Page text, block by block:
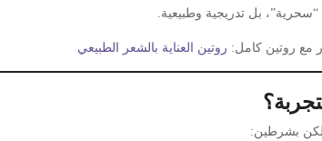
“سحرية”، بل تدريجية وطبيعية.
مع روتين كامل: روتين العناية بالشعر الطبيعي
بشرطين: